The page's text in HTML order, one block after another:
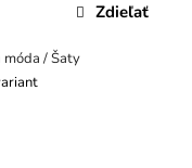
móda / Šaty
Zdieľať